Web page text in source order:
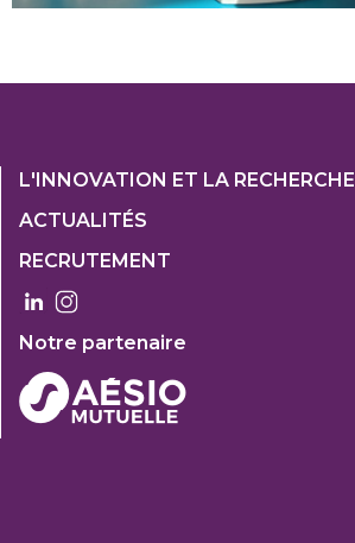
Footer
1
Col
3
L'INNOVATION ET LA RECHERCHE
ACTUALITÉS
RECRUTEMENT
Notre partenaire